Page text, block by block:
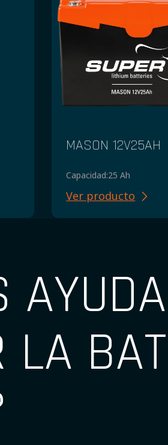
MASON 12V25AH
Capacidad:25 Ah
Ver producto
LA